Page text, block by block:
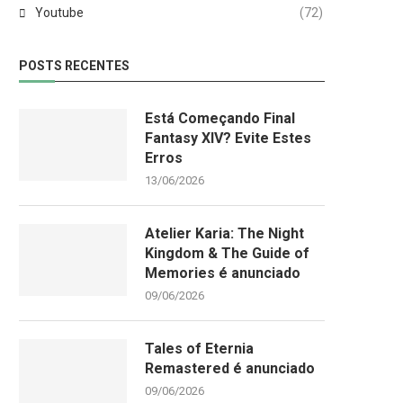
Youtube (72)
POSTS RECENTES
Está Começando Final
Fantasy XIV? Evite Estes
Erros
13/06/2026
Atelier Karia: The Night
Kingdom & The Guide of
Memories é anunciado
09/06/2026
Tales of Eternia
Remastered é anunciado
09/06/2026